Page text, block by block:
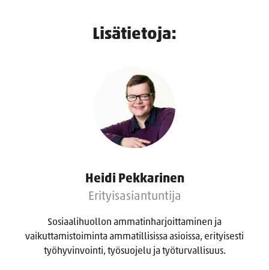
Lisätietoja:
Heidi Pekkarinen
Erityisasiantuntija
Sosiaalihuollon ammatinharjoittaminen ja
vaikuttamistoiminta ammatillisissa asioissa, erityisesti
työhyvinvointi, työsuojelu ja työturvallisuus.